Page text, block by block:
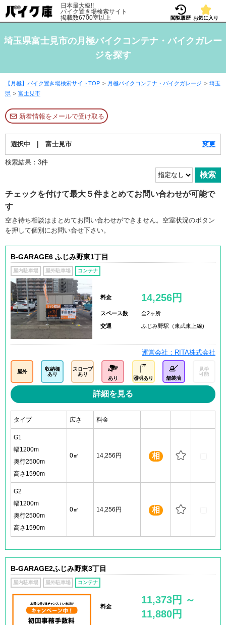
日本最大級!!
バイク置き場検索サイト
掲載数6700室以上
閲覧履歴 お気に入り
埼玉県富士見市の月極バイクコンテナ・バイクガレー
ジを探す
【月極】バイク置き場検索サイトTOP 月極バイクコンテナ・バイクガレージ
埼玉
県
富士見市
新着情報をメールで受け取る
選択中 | 富士見市 変更
検索結果：3件
チェックを付けて最大５件まとめてお問い合わせが可能で
す
空き待ち相談はまとめてお問い合わせができません。空室状況のボタン
を押して個別にお問い合せ下さい。
B-GARAGE6 ふじみ野東1丁目
屋内駐車場 屋外駐車場 コンテナ
料金 14,256円
スペース数 全2ヶ所
交通 ふじみ野駅（東武東上線)
運営会社：RITA株式会社
屋外
収納棚
あり
スロープ
あり
あり 照明あり 舗装済
見学
可能
詳細を見る
タイプ 広さ 料金
G1
幅1200m
奥行2500m
高さ1590m
0㎡ 14,256円 相
G2
幅1200m
奥行2500m
高さ1590m
0㎡ 14,256円 相
B-GARAGE2ふじみ野東3丁目
屋内駐車場 屋外駐車場 コンテナ
料金
11,373円 ～
11,880円